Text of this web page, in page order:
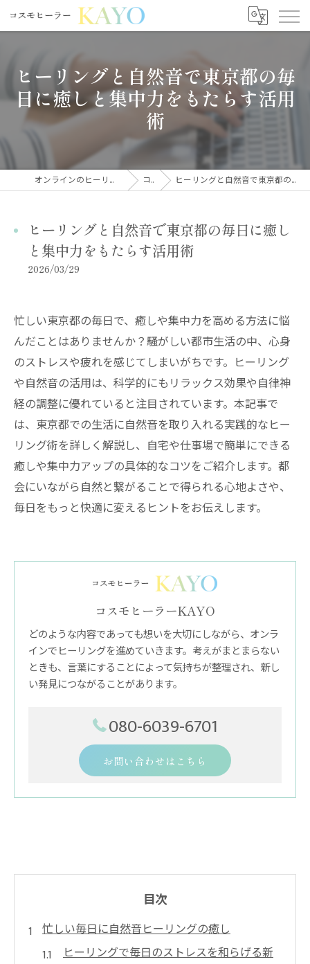
ヒーリングと自然音で東京都の毎
日に癒しと集中力をもたらす活用
術
オンラインのヒーリングならコスモヒーラーKAYO コラム ヒーリングと自然音で東京都の毎日に癒しと集中力をもたらす活用術
ヒーリングと自然音で東京都の毎日に癒し
と集中力をもたらす活用術
2026/03/29
忙しい東京都の毎日で、癒しや集中力を高める方法に悩
んだことはありませんか？騒がしい都市生活の中、心身
のストレスや疲れを感じてしまいがちです。ヒーリング
や自然音の活用は、科学的にもリラックス効果や自律神
経の調整に優れていると注目されています。本記事で
は、東京都での生活に自然音を取り入れる実践的なヒー
リング術を詳しく解説し、自宅や仕事場で簡単にできる
癒しや集中力アップの具体的なコツをご紹介します。都
会にいながら自然と繋がることで得られる心地よさや、
毎日をもっと快適に変えるヒントをお伝えします。
コスモヒーラーKAYO
どのような内容であっても想いを大切にしながら、オンラ
インでヒーリングを進めていきます。考えがまとまらない
ときも、言葉にすることによって気持ちが整理され、新し
い発見につながることがあります。
080-6039-6701
お問い合わせはこちら
目次
忙しい毎日に自然音ヒーリングの癒し
ヒーリングで毎日のストレスを和らげる新